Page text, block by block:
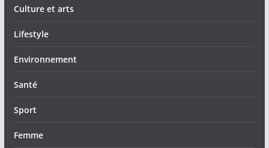
Culture et arts
Lifestyle
Environnement
Santé
Sport
Femme